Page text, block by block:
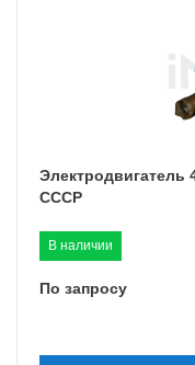
Электродвигатель
СССР
В наличии
По запросу